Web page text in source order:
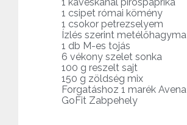
1 csipet római kömény
1 csokor petrezselyem
Ízlés szerint metélőhagyma
1 db M-es tojás
6 vékony szelet sonka
100 g reszelt sajt
150 g zöldség mix
Forgatáshoz 1 marék Avena
GoFit Zabpehely